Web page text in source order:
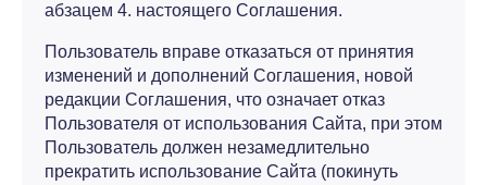
абзацем 4. настоящего Соглашения.
Пользователь вправе отказаться от принятия
изменений и дополнений Соглашения, новой
редакции Соглашения, что означает отказ
Пользователя от использования Сайта, при этом
Пользователь должен незамедлительно
прекратить использование Сайта (покинуть